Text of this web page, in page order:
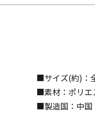
■サイズ(約)：
■素材：ポリエ
■製造国：中国